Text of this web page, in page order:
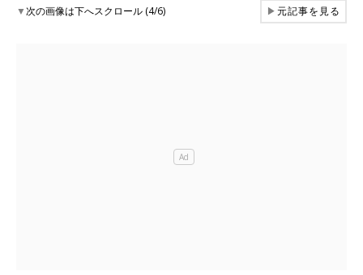
▼次の画像は下へスクロール (4/6) ▶元記事を見る